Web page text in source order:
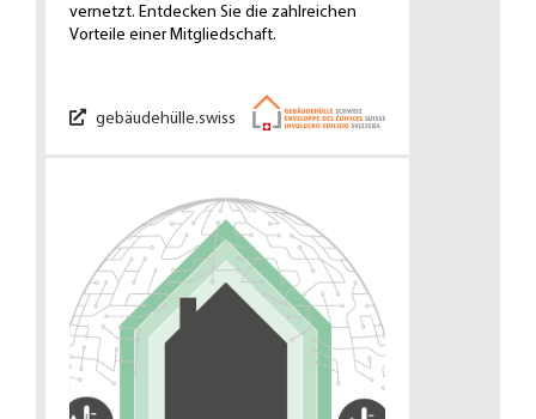
vernetzt. Entdecken Sie die zahlreichen
Vorteile einer Mitgliedschaft.
gebäudehülle.swiss